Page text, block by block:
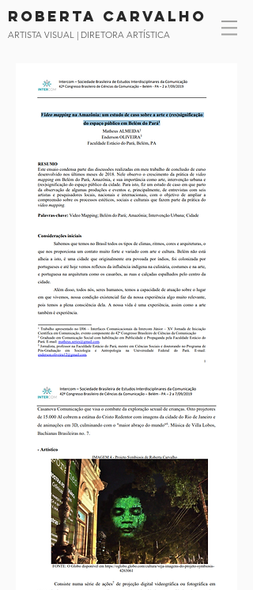
Roberta CArvalho
ARTISTA VISUAL | DIRETORA ARTÍSTICA